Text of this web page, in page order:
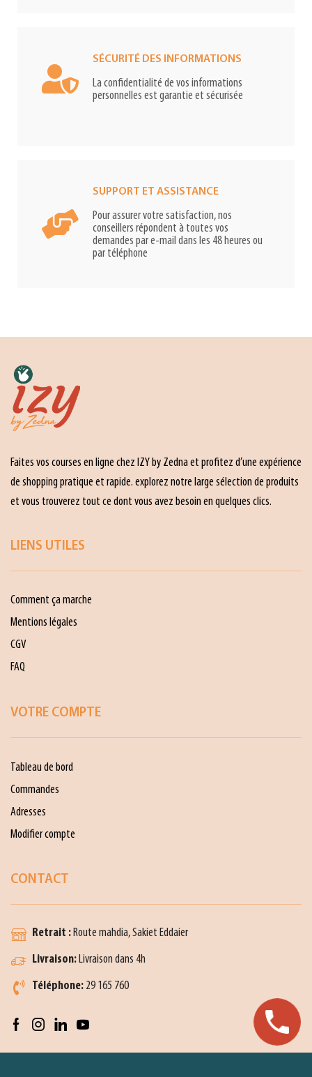
SÉCURITÉ DES INFORMATIONS
La confidentialité de vos informations
personnelles est garantie et sécurisée
SUPPORT ET ASSISTANCE
Pour assurer votre satisfaction, nos
conseillers répondent à toutes vos
demandes par e-mail dans les 48 heures ou
par téléphone
Faites vos courses en ligne chez IZY by Zedna et profitez d’une expérience
de shopping pratique et rapide. explorez notre large sélection de produits
et vous trouverez tout ce dont vous avez besoin en quelques clics.
LIENS UTILES
Comment ça marche
Mentions légales
CGV
FAQ
VOTRE COMPTE
Tableau de bord
Commandes
Adresses
Modifier compte
CONTACT
Retrait :Route mahdia, Sakiet Eddaier
Livraison:Livraison dans 4h
Téléphone: 29 165 760